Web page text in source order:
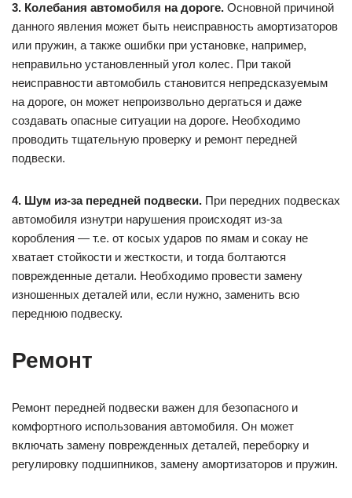
3. Колебания автомобиля на дороге. Основной причиной
данного явления может быть неисправность амортизаторов
или пружин, а также ошибки при установке, например,
неправильно установленный угол колес. При такой
неисправности автомобиль становится непредсказуемым
на дороге, он может непроизвольно дергаться и даже
создавать опасные ситуации на дороге. Необходимо
проводить тщательную проверку и ремонт передней
подвески.
4. Шум из-за передней подвески. При передних подвесках
автомобиля изнутри нарушения происходят из-за
коробления — т.е. от косых ударов по ямам и сокау не
хватает стойкости и жесткости, и тогда болтаются
поврежденные детали. Необходимо провести замену
изношенных деталей или, если нужно, заменить всю
переднюю подвеску.
Ремонт
Ремонт передней подвески важен для безопасного и
комфортного использования автомобиля. Он может
включать замену поврежденных деталей, переборку и
регулировку подшипников, замену амортизаторов и пружин.